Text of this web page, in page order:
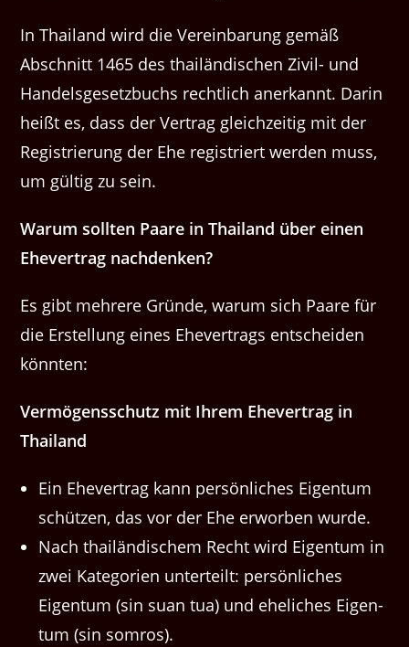
In Thai­land wird die Vere­in­barung gemäß
Abschnitt 1465 des thailändis­chen Ziv­il- und
Han­dels­ge­set­zbuchs rechtlich anerkan­nt. Darin
heißt es, dass der Ver­trag gle­ichzeit­ig mit der
Reg­istrierung der Ehe reg­istri­ert wer­den muss,
um gültig zu sein.
Warum soll­ten Paare in Thai­land über einen
Ehev­er­trag nachdenken?
Es gibt mehrere Gründe, warum sich Paare für
die Erstel­lung eines Ehev­er­trags entschei­den
könnten:
Ver­mö­genss­chutz mit Ihrem Ehev­er­trag in
Thailand
Ein Ehev­er­trag kann per­sön­lich­es Eigen­tum
schützen, das vor der Ehe erwor­ben wurde.
Nach thailändis­chem Recht wird Eigen­tum in
zwei Kat­e­gorien unterteilt: per­sön­lich­es
Eigen­tum (sin suan tua) und ehe­lich­es Eigen­
tum (sin somros).